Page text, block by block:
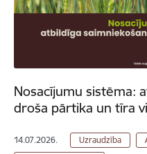
Nosacījumu sistēma:
droša pārtika un tīra
14.07.2026. Uzraudzība